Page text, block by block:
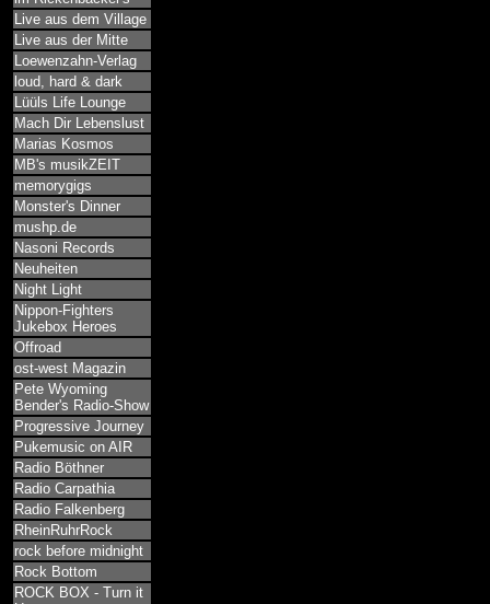
Live aus dem Village
Live aus der Mitte
Loewenzahn-Verlag
loud, hard & dark
Lüüls Life Lounge
Mach Dir Lebenslust
Marias Kosmos
MB's musikZEIT
memorygigs
Monster's Dinner
mushp.de
Nasoni Records
Neuheiten
Night Light
Nippon-Fighters
Jukebox Heroes
Offroad
ost-west Magazin
Pete Wyoming
Bender's Radio-Show
Progressive Journey
Pukemusic on AIR
Radio Böthner
Radio Carpathia
Radio Falkenberg
RheinRuhrRock
rock before midnight
Rock Bottom
ROCK BOX - Turn it